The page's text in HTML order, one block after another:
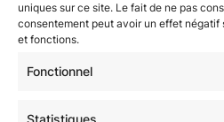
uniques sur ce site. Le fait de ne pas
consentement peut avoir un effet
et fonctions.
Fonctionnel
Statistiques
WPExplorer|Politique de